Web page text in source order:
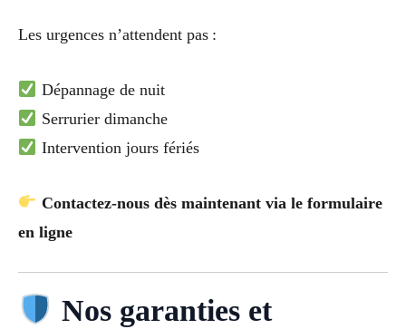
Les urgences n’attendent pas :
Dépannage de nuit
Serrurier dimanche
Intervention jours fériés
Contactez-nous dès maintenant via le formulaire
en ligne
Nos garanties et